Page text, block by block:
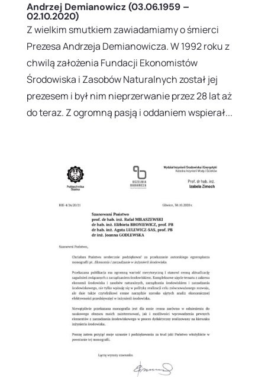
Andrzej Demianowicz (03.06.1959 –
02.10.2020)
Z wielkim smutkiem zawiadamiamy o śmierci
Prezesa Andrzeja Demianowicza. W 1992 roku z
chwilą założenia Fundacji Ekonomistów
Środowiska i Zasobów Naturalnych został jej
prezesem i był nim nieprzerwanie przez 28 lat aż
do teraz. Z ogromną pasją i oddaniem wspierał...